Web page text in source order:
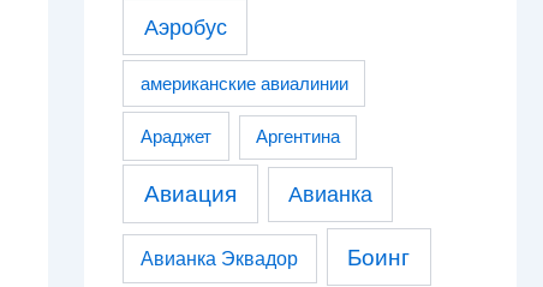
Аэробус
американские авиалинии
Араджет Аргентина
Авиация Авианка
Авианка Эквадор Боинг